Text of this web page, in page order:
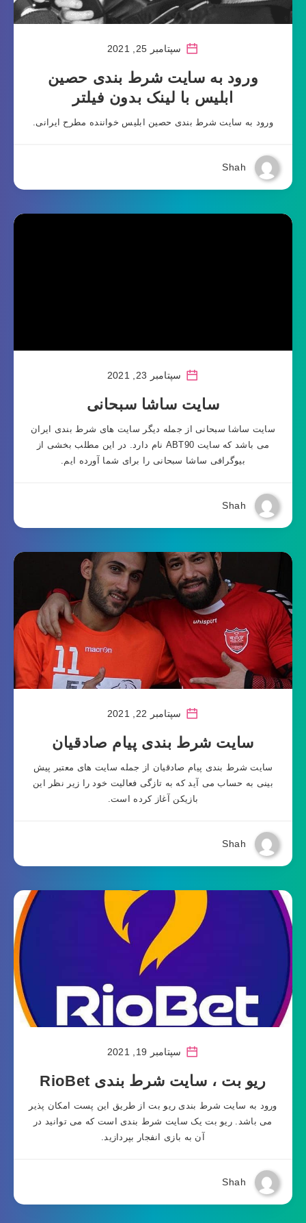
سپتامبر 25, 2021
ورود به سایت شرط بندی حصین
ابلیس با لینک بدون فیلتر
ورود به سایت شرط بندی حصین ابلیس خواننده مطرح ایرانی.
Shah
سپتامبر 23, 2021
سایت ساشا سبحانی
سایت ساشا سبحانی از جمله دیگر سایت های شرط بندی ایران
می باشد که سایت ABT90 نام دارد. در این مطلب بخشی از
بیوگرافی ساشا سبحانی را برای شما آورده ایم.
Shah
سپتامبر 22, 2021
سایت شرط بندی پیام صادقیان
سایت شرط بندی پیام صادقیان از جمله سایت های معتبر پیش
بینی به حساب می آید که به تازگی فعالیت خود را زیر نظر این
بازیکن آغاز کرده است.
Shah
سپتامبر 19, 2021
ریو بت ، سایت شرط بندی RioBet
ورود به سایت شرط بندی ریو بت از طریق این پست امکان پذیر
می باشد. ریو بت یک سایت شرط بندی است که می توانید در
آن به بازی انفجار بپردازید.
Shah